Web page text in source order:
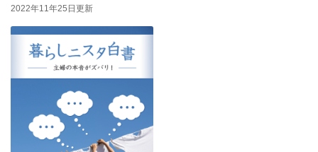
2022年11年25日更新